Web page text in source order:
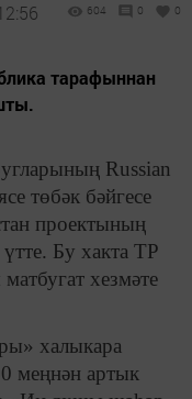
604 0 0
тарафыннан
Russian
төбәк бәйгесе
проектының
Бу хакта ТР
хезмәте
халыкара
меңнән артык